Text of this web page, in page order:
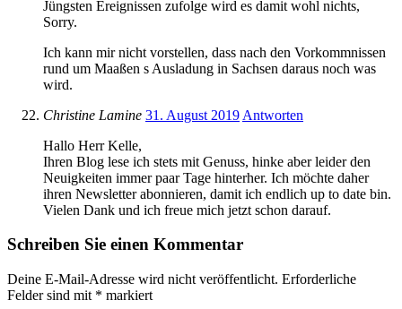
Jüngsten Ereignissen zufolge wird es damit wohl nichts,
Sorry.
Ich kann mir nicht vorstellen, dass nach den Vorkommnissen
rund um Maaßen s Ausladung in Sachsen daraus noch was
wird.
Christine Lamine 31. August 2019 Antworten
Hallo Herr Kelle,
Ihren Blog lese ich stets mit Genuss, hinke aber leider den
Neuigkeiten immer paar Tage hinterher. Ich möchte daher
ihren Newsletter abonnieren, damit ich endlich up to date bin.
Vielen Dank und ich freue mich jetzt schon darauf.
Schreiben Sie einen Kommentar
Deine E-Mail-Adresse wird nicht veröffentlicht. Erforderliche
Felder sind mit * markiert